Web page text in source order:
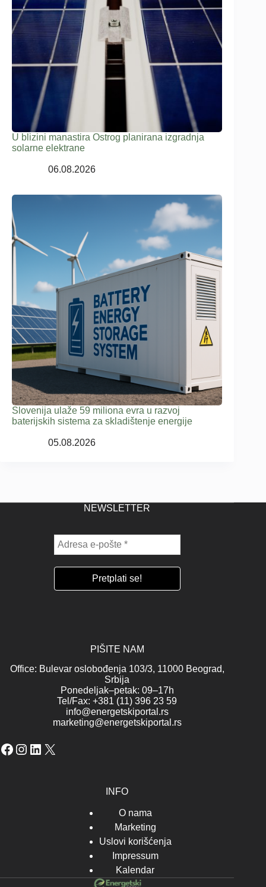
U blizini manastira Ostrog planirana izgradnja
solarne elektrane
06.08.2026
Slovenija ulaže 59 miliona evra u razvoj
baterijskih sistema za skladištenje energije
05.08.2026
NEWSLETTER
PIŠITE NAM
Office: Bulevar oslobođenja 103/3, 11000 Beograd,
Srbija
Ponedeljak–petak: 09–17h
Tel/Fax: +381 (11) 396 23 59
info@energetskiportal.rs
marketing@energetskiportal.rs
Facebook
Instagram
LinkedIn
X
INFO
O nama
Marketing
Uslovi korišćenja
Impressum
Kalendar